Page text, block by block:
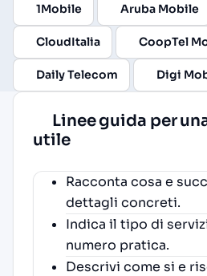
1Mobile Aruba Mobile
CloudItalia CoopTel
Daily Telecom Digi
Linee guida per
utile
Racconta cosa e
dettagli concreti.
Indica il tipo di
numero pratica.
Descrivi come si e